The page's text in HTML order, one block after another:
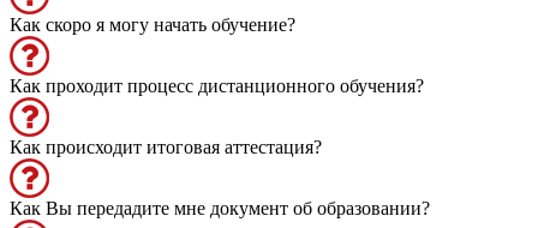
Как скоро я могу начать обучение?
Как проходит процесс дистанционного обучения?
Как происходит итоговая аттестация?
Как Вы передадите мне документ об образовании?